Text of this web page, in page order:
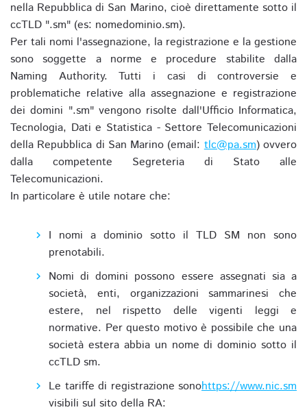
nella Repubblica di San Marino, cioè direttamente sotto il
ccTLD ".sm" (es: nomedominio.sm).
Per tali nomi l'assegnazione, la registrazione e la gestione
sono soggette a norme e procedure stabilite dalla
Naming Authority. Tutti i casi di controversie e
problematiche relative alla assegnazione e registrazione
dei domini ".sm" vengono risolte dall'Ufficio Informatica,
Tecnologia, Dati e Statistica - Settore Telecomunicazioni
della Repubblica di San Marino (email:tlc@pa.sm) ovvero
dalla competente Segreteria di Stato alle
Telecomunicazioni.
In particolare è utile notare che:
I nomi a dominio sotto il TLD SM non sono
prenotabili.
Nomi di domini possono essere assegnati sia a
società, enti, organizzazioni sammarinesi che
estere, nel rispetto delle vigenti leggi e
normative. Per questo motivo è possibile che una
società estera abbia un nome di dominio sotto il
ccTLD sm.
Le tariffe di registrazione sono
visibili sul sito della RA:
https://www.nic.sm